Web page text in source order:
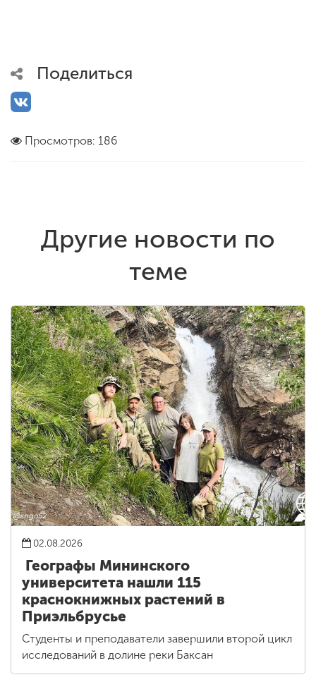
Поделиться
Просмотров: 186
Другие новости по
теме
02.08.2026
Географы Мининского
университета нашли 115
краснокнижных растений в
Приэльбрусье
Студенты и преподаватели завершили второй цикл
исследований в долине реки Баксан